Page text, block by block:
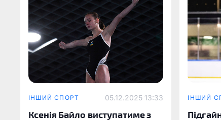
ІНШИЙ СПОРТ 05.12.2025 13:33
Ксенія Байло виступатиме з
ІНШИЙ